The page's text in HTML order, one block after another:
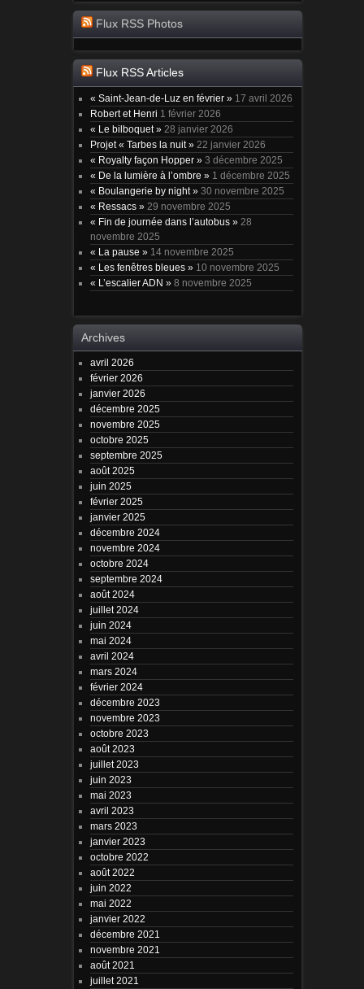
Flux RSS Photos
Flux RSS Articles
« Saint-Jean-de-Luz en février » 17 avril 2026
Robert et Henri 1 février 2026
« Le bilboquet » 28 janvier 2026
Projet « Tarbes la nuit » 22 janvier 2026
« Royalty façon Hopper » 3 décembre 2025
« De la lumière à l’ombre » 1 décembre 2025
« Boulangerie by night » 30 novembre 2025
« Ressacs » 29 novembre 2025
« Fin de journée dans l’autobus » 28
novembre 2025
« La pause » 14 novembre 2025
« Les fenêtres bleues » 10 novembre 2025
« L’escalier ADN » 8 novembre 2025
Archives
avril 2026
février 2026
janvier 2026
décembre 2025
novembre 2025
octobre 2025
septembre 2025
août 2025
juin 2025
février 2025
janvier 2025
décembre 2024
novembre 2024
octobre 2024
septembre 2024
août 2024
juillet 2024
juin 2024
mai 2024
avril 2024
mars 2024
février 2024
décembre 2023
novembre 2023
octobre 2023
août 2023
juillet 2023
juin 2023
mai 2023
avril 2023
mars 2023
janvier 2023
octobre 2022
août 2022
juin 2022
mai 2022
janvier 2022
décembre 2021
novembre 2021
août 2021
juillet 2021